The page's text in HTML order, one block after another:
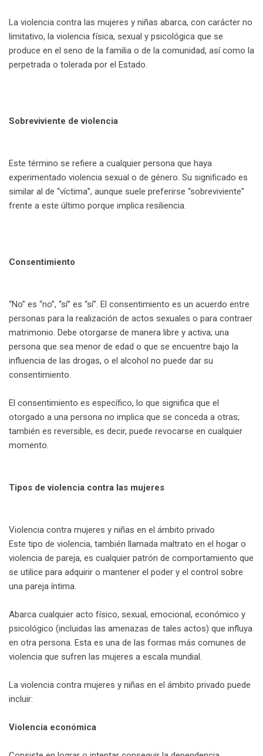
La violencia contra las mujeres y niñas abarca, con carácter no
limitativo, la violencia física, sexual y psicológica que se
produce en el seno de la familia o de la comunidad, así como la
perpetrada o tolerada por el Estado.
Sobreviviente de violencia
Este término se refiere a cualquier persona que haya
experimentado violencia sexual o de género. Su significado es
similar al de “víctima”, aunque suele preferirse “sobreviviente”
frente a este último porque implica resiliencia.
Consentimiento
“No” es “no”, “sí” es “sí”. El consentimiento es un acuerdo entre
personas para la realización de actos sexuales o para contraer
matrimonio. Debe otorgarse de manera libre y activa; una
persona que sea menor de edad o que se encuentre bajo la
influencia de las drogas, o el alcohol no puede dar su
consentimiento.
El consentimiento es específico, lo que significa que el
otorgado a una persona no implica que se conceda a otras;
también es reversible, es decir, puede revocarse en cualquier
momento.
Tipos de violencia contra las mujeres
Violencia contra mujeres y niñas en el ámbito privado
Este tipo de violencia, también llamada maltrato en el hogar o
violencia de pareja, es cualquier patrón de comportamiento que
se utilice para adquirir o mantener el poder y el control sobre
una pareja íntima.
Abarca cualquier acto físico, sexual, emocional, económico y
psicológico (incluidas las amenazas de tales actos) que influya
en otra persona. Esta es una de las formas más comunes de
violencia que sufren las mujeres a escala mundial.
La violencia contra mujeres y niñas en el ámbito privado puede
incluir:
Violencia económica